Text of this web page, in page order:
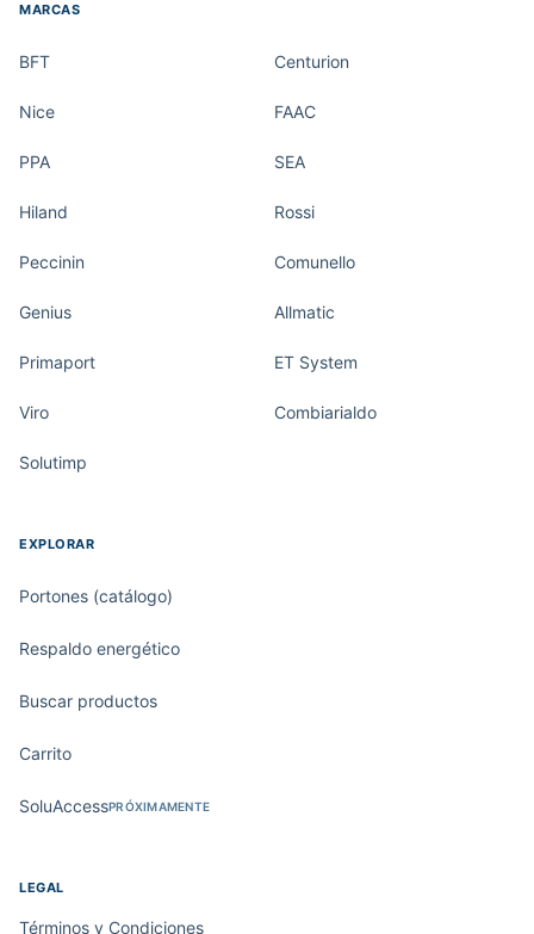
MARCAS
BFT Centurion
Nice FAAC
PPA SEA
Hiland Rossi
Peccinin Comunello
Genius Allmatic
Primaport ET System
Viro Combiarialdo
Solutimp
EXPLORAR
Portones (catálogo)
Respaldo energético
Buscar productos
Carrito
SoluAccessPRÓXIMAMENTE
LEGAL
Términos y Condiciones